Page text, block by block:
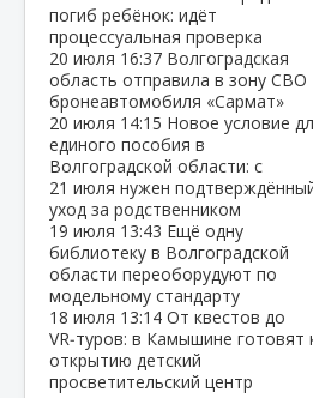
погиб ребёнок: идёт
процессуальная проверка
20 июля 16:37 Волгоградская
область отправила в зону СВО
бронеавтомобиля «Сармат»
20 июля 14:15 Новое условие
единого пособия в
Волгоградской области: с
21 июля нужен
уход за родственником
19 июля 13:43 Ещё одну
библиотеку в Волгоградской
области переоборудуют по
модельному стандарту
18 июля 13:14 От квестов до
VR‑туров: в Камышине готовят
открытию детский
просветительский центр